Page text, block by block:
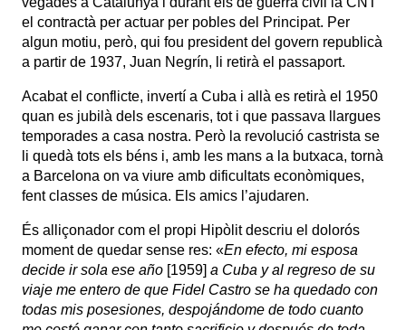
el contractà per actuar per pobles del Principat. Per
algun motiu, però, qui fou president del govern republicà
a partir de 1937, Juan Negrín, li retirà el passaport.
Acabat el conflicte, invertí a Cuba i allà es retirà el 1950
quan es jubilà dels escenaris, tot i que passava llargues
temporades a casa nostra. Però la revolució castrista se
li quedà tots els béns i, amb les mans a la butxaca, tornà
a Barcelona on va viure amb dificultats econòmiques,
fent classes de música. Els amics l’ajudaren.
És alliçonador com el propi Hipòlit descriu el dolorós
moment de quedar sense res: «En efecto, mi esposa
decide ir sola ese año [1959] a Cuba y al regreso de su
viaje me entero de que Fidel Castro se ha quedado con
todas mis posesiones, despojándome de todo cuanto